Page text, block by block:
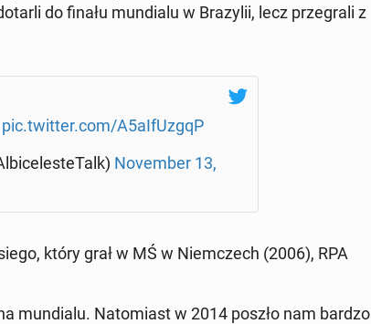
do finału mun­dia­lu w Bra­zy­lii, lecz prze­gra­li z
pic.twitter.com/A5aIfU­zgqP
No­vem­ber 13,
który grał w MŚ w Niem­czech (2006), RPA
mun­dia­lu. Na­to­miast w 2014 poszło nam bardzo